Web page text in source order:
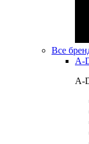
Все
A-
A-